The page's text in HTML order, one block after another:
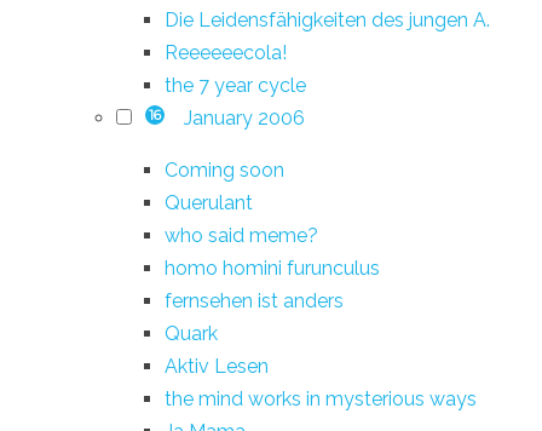
Die Leidensfähigkeiten des jungen A.
Reeeeeecola!
the 7 year cycle
16 January 2006
Coming soon
Querulant
who said meme?
homo homini furunculus
fernsehen ist anders
Quark
Aktiv Lesen
the mind works in mysterious ways